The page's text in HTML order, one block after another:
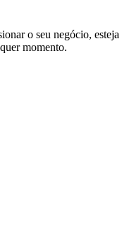
o seu negócio, esteja
momento.